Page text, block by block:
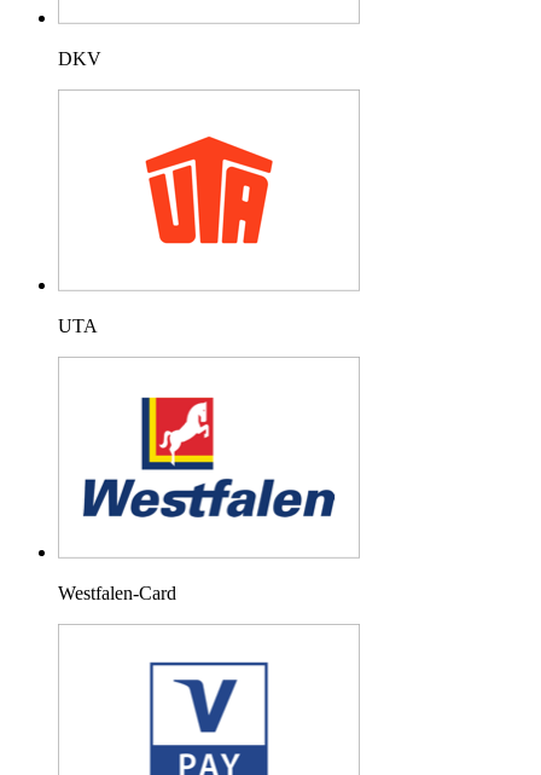
DKV
UTA
Westfalen-Card